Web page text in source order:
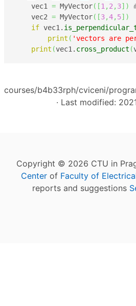
    vec1
= MyVector( [1 , 2 , 3] )
    vec2
= MyVector( [3,4, 5] )
if vec1.
print ( 'vectors are
print (vec1. cross_product (
courses/b4b33rph/cviceni/
· Last modified:
Copyright © 2026 CTU in
Center of Faculty of
reports and suggestions